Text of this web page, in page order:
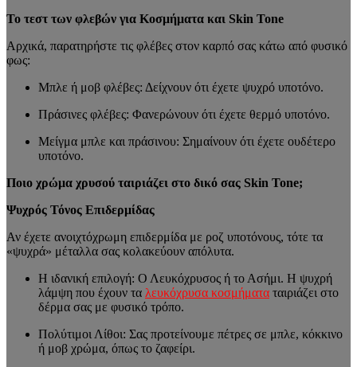
Το τεστ των φλεβών για Κοσμήματα και Skin Tone
Αρχικά, παρατηρήστε τις φλέβες στον καρπό σας κάτω από φυσικό
φως:
Μπλε ή μοβ φλέβες: Δείχνουν ότι έχετε ψυχρό υποτόνο.
Πράσινες φλέβες: Φανερώνουν ότι έχετε θερμό υποτόνο.
Μείγμα μπλε και πράσινου: Σημαίνουν ότι έχετε ουδέτερο
υποτόνο.
Ποιο χρώμα χρυσού ταιριάζει στο δικό σας Skin Tone;
Ψυχρός Τόνος Επιδερμίδας
Αν έχετε ανοιχτόχρωμη επιδερμίδα με ροζ υποτόνους, τότε τα
«ψυχρά» μέταλλα σας κολακεύουν απόλυτα.
Η ιδανική επιλογή: Ο Λευκόχρυσος ή το Ασήμι. Η ψυχρή
λάμψη που έχουν τα λευκόχρυσα κοσμήματα ταιριάζει στο
δέρμα σας με φυσικό τρόπο.
Πολύτιμοι Λίθοι: Σας προτείνουμε πέτρες σε μπλε, κόκκινο
ή μοβ χρώμα, όπως το ζαφείρι.